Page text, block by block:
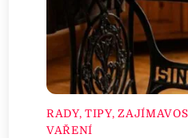
RADY, TIPY,
VAŘENÍ